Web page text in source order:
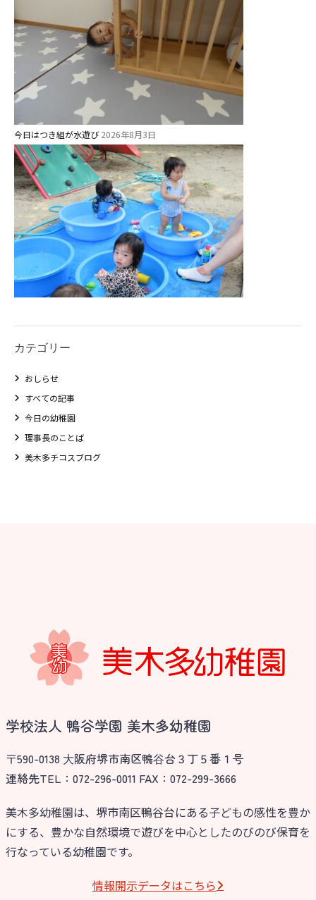
今日はつき組が水遊び 2026年8月3日
カテゴリー
おしらせ
すべての記事
今日の幼稚園
理事長のことば
美木多チコスブログ
学校法人 鴨谷学園 美木多幼稚園
〒590-0138 ⼤阪府堺市南区鴨⾕台３丁５番１号
連絡先TEL：072-296-0011 FAX：072-299-3666
美木多幼稚園は、堺市南区鴨谷台にある子どもの感性を豊か
にする、豊かな自然環境で遊びを中心としたのびのび保育を
行なっている幼稚園です。
情報開⽰データはこちら
園のこと
園舎案内
安⼼・安全対策
課外教室
理事長のことば
教育と保育
美⽊多幼稚園の理想
園の1⽇
年間⾏事
預かり保育［ヒラソル ]
美⽊多チコス
美⽊多チコスブログ
未就園児クラス
0歳親子登園［マカロンクラス ]
学校法⼈諏訪森学園 諏訪森幼稚
園
⼤阪府私⽴幼稚園連盟